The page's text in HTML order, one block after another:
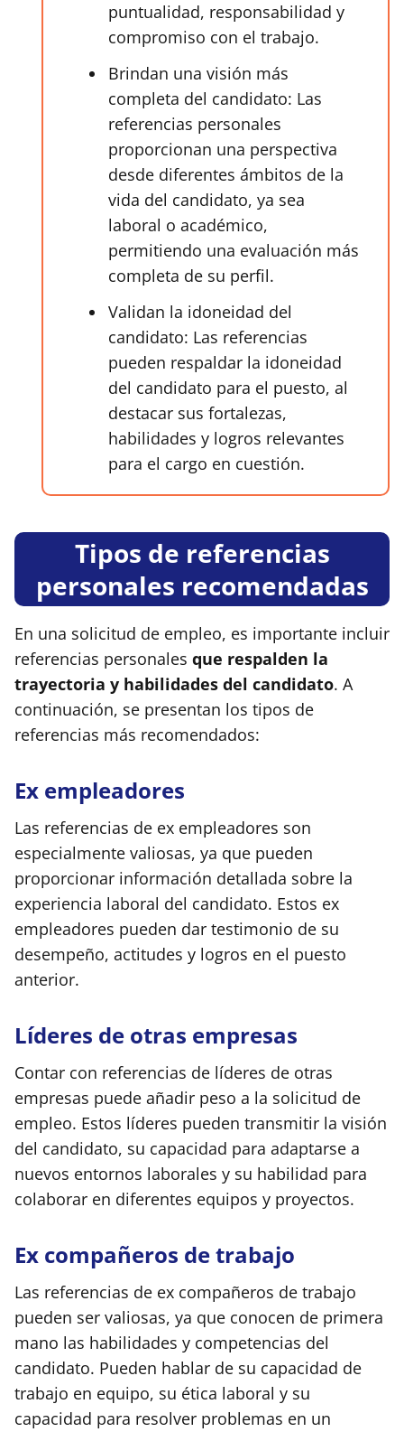
puntualidad, responsabilidad y
compromiso con el trabajo.
Brindan una visión más
completa del candidato: Las
referencias personales
proporcionan una perspectiva
desde diferentes ámbitos de la
vida del candidato, ya sea
laboral o académico,
permitiendo una evaluación más
completa de su perfil.
Validan la idoneidad del
candidato: Las referencias
pueden respaldar la idoneidad
del candidato para el puesto, al
destacar sus fortalezas,
habilidades y logros relevantes
para el cargo en cuestión.
Tipos de referencias
personales recomendadas
En una solicitud de empleo, es importante incluir
referencias personales que respalden la
trayectoria y habilidades del candidato. A
continuación, se presentan los tipos de
referencias más recomendados:
Ex empleadores
Las referencias de ex empleadores son
especialmente valiosas, ya que pueden
proporcionar información detallada sobre la
experiencia laboral del candidato. Estos ex
empleadores pueden dar testimonio de su
desempeño, actitudes y logros en el puesto
anterior.
Líderes de otras empresas
Contar con referencias de líderes de otras
empresas puede añadir peso a la solicitud de
empleo. Estos líderes pueden transmitir la visión
del candidato, su capacidad para adaptarse a
nuevos entornos laborales y su habilidad para
colaborar en diferentes equipos y proyectos.
Ex compañeros de trabajo
Las referencias de ex compañeros de trabajo
pueden ser valiosas, ya que conocen de primera
mano las habilidades y competencias del
candidato. Pueden hablar de su capacidad de
trabajo en equipo, su ética laboral y su
capacidad para resolver problemas en un